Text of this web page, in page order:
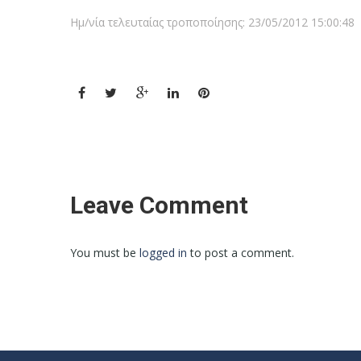
Ημ/νία τελευταίας τροποποίησης: 23/05/2012 15:00:48
Leave Comment
You must be logged in to post a comment.